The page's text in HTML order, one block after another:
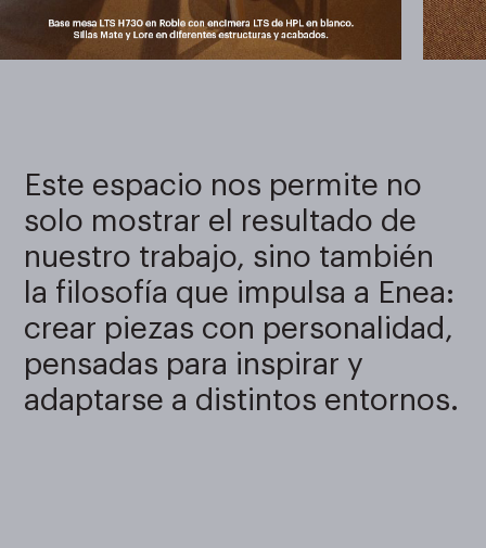
Este espacio nos permite no
solo mostrar el resultado de
nuestro trabajo, sino también
la filosofía que impulsa a Enea:
crear piezas con personalidad,
pensadas para inspirar y
adaptarse a distintos entornos.